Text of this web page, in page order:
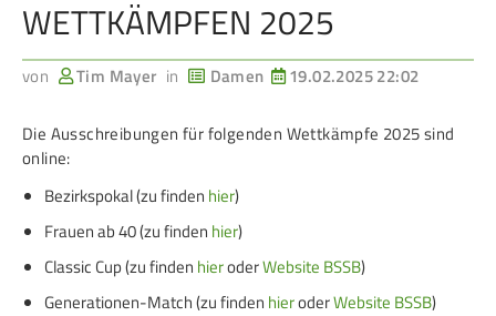
WETTKÄMPFEN 2025
von Tim Mayer in Damen 19.02.2025 22:02
Die Ausschreibungen für folgenden Wettkämpfe 2025 sind
online:
Bezirkspokal (zu finden hier)
Frauen ab 40 (zu finden hier)
Classic Cup (zu finden hieroderWebsite BSSB)
Generationen-Match (zu finden hieroderWebsite BSSB)
Bezirk Schwaben
Präsidium
Referenten
Ehrungen
Service
Bezirksschützen­tag
Böllerschützen
Schützen­­museum
SPORT
JUGEND